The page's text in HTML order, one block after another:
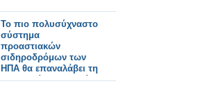
Το πιο πολυσύχναστο
σύστημα
προαστιακών
σιδηροδρόμων των
ΗΠΑ θα επαναλάβει τη
λειτουργία του καθώς